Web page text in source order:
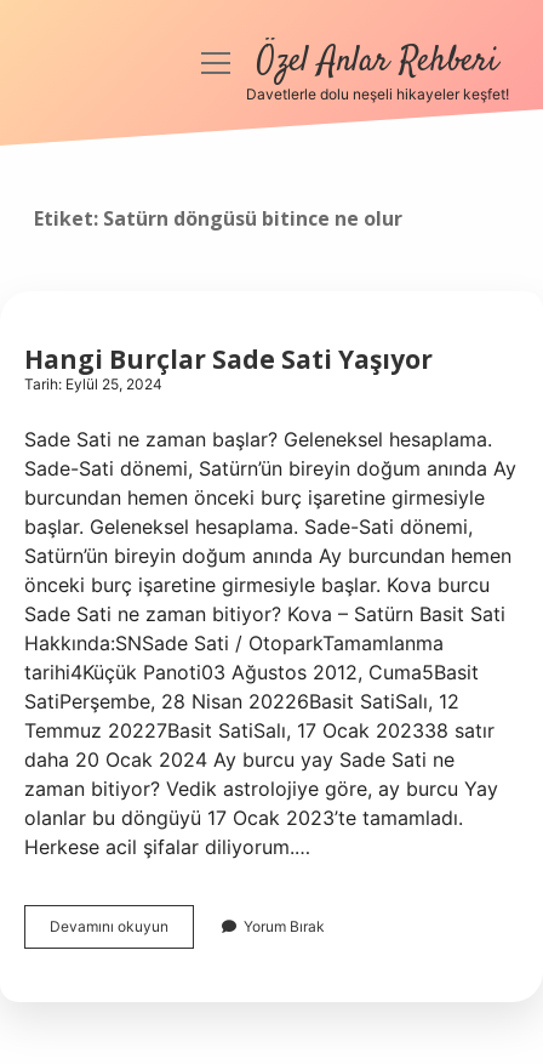
Anasayfa
menüyüÖzel Anlar Rehberi
Davetlerle dolu neşeli hikayeler keşfet!
Etiket: Satürn döngüsü bitince ne olur
Hangi Burçlar Sade Sati Yaşıyor
Tarih: Eylül 25, 2024
Sade Sati ne zaman başlar? Geleneksel hesaplama.
Sade-Sati dönemi, Satürn’ün bireyin doğum anında Ay
burcundan hemen önceki burç işaretine girmesiyle
başlar. Geleneksel hesaplama. Sade-Sati dönemi,
Satürn’ün bireyin doğum anında Ay burcundan hemen
önceki burç işaretine girmesiyle başlar. Kova burcu
Sade Sati ne zaman bitiyor? Kova – Satürn Basit Sati
Hakkında:SNSade Sati / OtoparkTamamlanma
tarihi4Küçük Panoti03 Ağustos 2012, Cuma5Basit
SatiPerşembe, 28 Nisan 20226Basit SatiSalı, 12
Temmuz 20227Basit SatiSalı, 17 Ocak 202338 satır
daha 20 Ocak 2024 Ay burcu yay Sade Sati ne
zaman bitiyor? Vedik astrolojiye göre, ay burcu Yay
olanlar bu döngüyü 17 Ocak 2023’te tamamladı.
Herkese acil şifalar diliyorum.…
Devamını okuyun
Burçlar
Yorum Bırak